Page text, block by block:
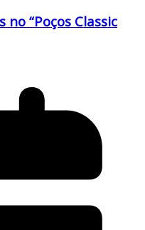
no “Poços Classic